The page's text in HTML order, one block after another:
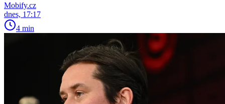
Mobify.cz
dnes, 17:17
4 min